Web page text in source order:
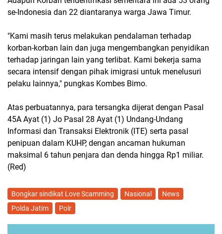
se-Indonesia dan 22 diantaranya warga Jawa Timur.
"Kami masih terus melakukan pendalaman terhadap
korban-korban lain dan juga mengembangkan penyidikan
terhadap jaringan lain yang terlibat. Kami bekerja sama
secara intensif dengan pihak imigrasi untuk menelusuri
pelaku lainnya," pungkas Kombes Bimo.
Atas perbuatannya, para tersangka dijerat dengan Pasal
45A Ayat (1) Jo Pasal 28 Ayat (1) Undang-Undang
Informasi dan Transaksi Elektronik (ITE) serta pasal
penipuan dalam KUHP, dengan ancaman hukuman
maksimal 6 tahun penjara dan denda hingga Rp1 miliar.
(Red)
Bongkar sindikat Love Scamming Nasional
News
Polda Jatim
Polr